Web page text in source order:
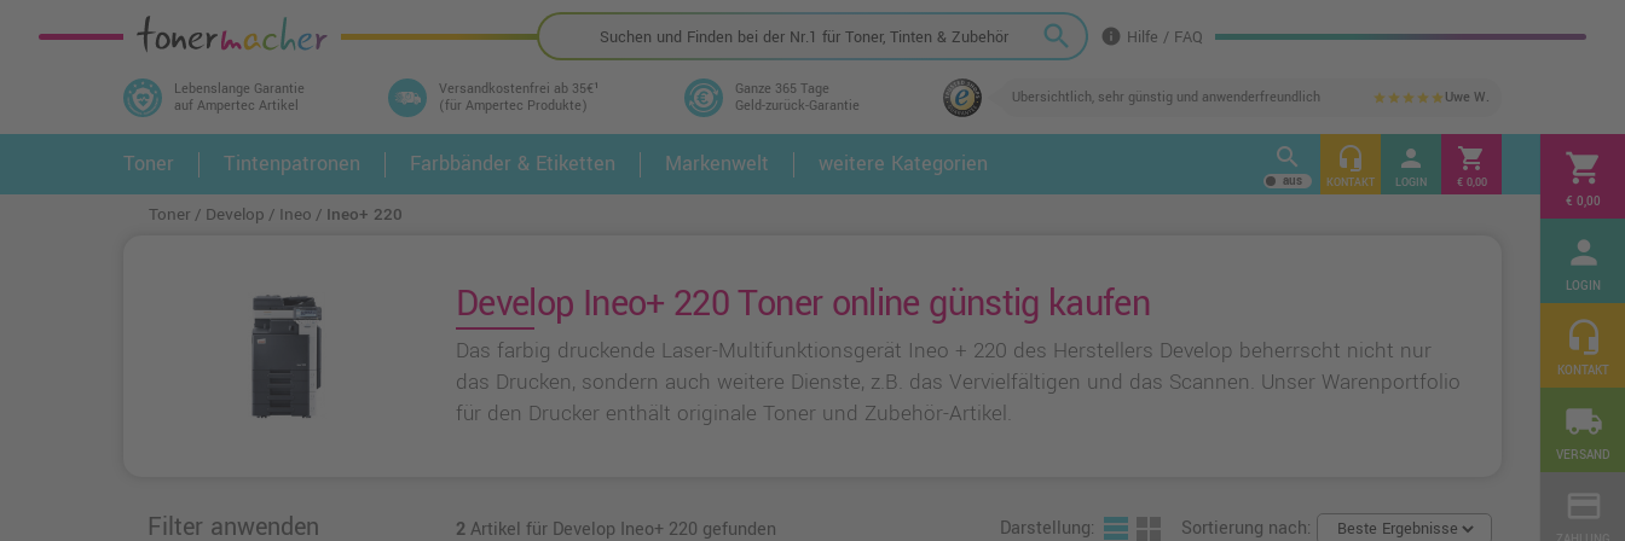
search info Hilfe / FAQ
Lebenslange Garantie
auf Ampertec Artikel
Versandkostenfrei ab 35€¹
(für Ampertec Produkte)
Ganze 365 Tage
Geld-zurück-Garantie
Übersichtlich, sehr günstig und anwenderfreundlich star star star star star Uwe W.
shopping_cart
€ 0,00
person
LOGIN
headset_mic
KONTAKT
local_shipping
VERSAND
In 3 einfachen Schritten ihr Druckermodell
und alle dazu passenden Artikel finden ➤ 1. 2.
Toner Tintenpatronen Farbbänder & Etiketten Markenwelt weitere Kategorien search headset_mic
KONTAKT
person
LOGIN
shopping_cart
€ 0,00
Toner Develop Ineo Ineo+ 220
Develop Ineo+ 220 Toner online günstig kaufen
Das farbig druckende Laser-Multifunktionsgerät Ineo + 220 des Herstellers Develop beherrscht nicht nur
das Drucken, sondern auch weitere Dienste, z.B. das Vervielfältigen und das Scannen. Unser Warenportfolio
für den Drucker enthält originale Toner und Zubehör-Artikel.
Filter anwenden 2Artikel für Develop Ineo+ 220 gefunden Darstellung: Sortierung nach: